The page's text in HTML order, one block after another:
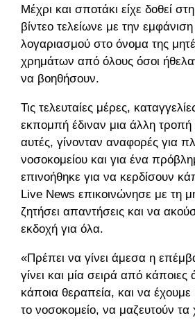
Μέχρι και σποτάκι είχε δοθεί
βίντεο τελείωνε με την
λογαριασμού στο όνομα της
χρημάτων από όλους όσοι
να βοηθήσουν.
Τις τελευταίες μέρες,
εκπομπή έδιναν μια άλλη
αυτές, γίνονταν αναφορές για
νοσοκομείου και για ένα
επινοήθηκε για να κερδίσουν
Live News επικοινώνησε με τη
ζητήσει απαντήσεις και να
εκδοχή για όλα.
«Πρέπει να γίνει άμεσα η
γίνει και μία σειρά από κάποιες
κάποια θεραπεία, και να έχουμε
το νοσοκομείο, να μαζευτούν